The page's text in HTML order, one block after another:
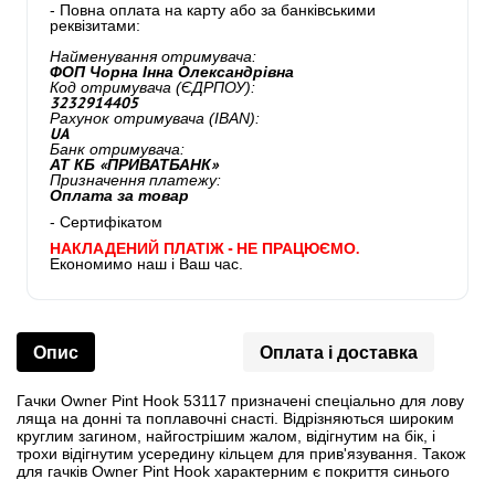
- Повна оплата на карту або за банківськими
реквізитами:
Найменування отримувача:
ФОП Чорна Інна Олександрівна
Код отримувача (ЄДРПОУ):
3232914405
Рахунок отримувача (IBAN):
UA
Банк отримувача:
АТ КБ «ПРИВАТБАНК»
Призначення платежу:
Оплата за товар
- Сертифікатом
НАКЛАДЕНИЙ ПЛАТІЖ - НЕ ПРАЦЮЄМО.
Економимо наш і Ваш час.
Опис Оплата і доставка
Гачки Owner Pint Hook 53117 призначені спеціально для лову
ляща на донні та поплавочні снасті. Відрізняються широким
круглим загином, найгострішим жалом, відігнутим на бік, і
трохи відігнутим усередину кільцем для прив'язування. Також
для гачків Owner Pint Hook характерним є покриття синього